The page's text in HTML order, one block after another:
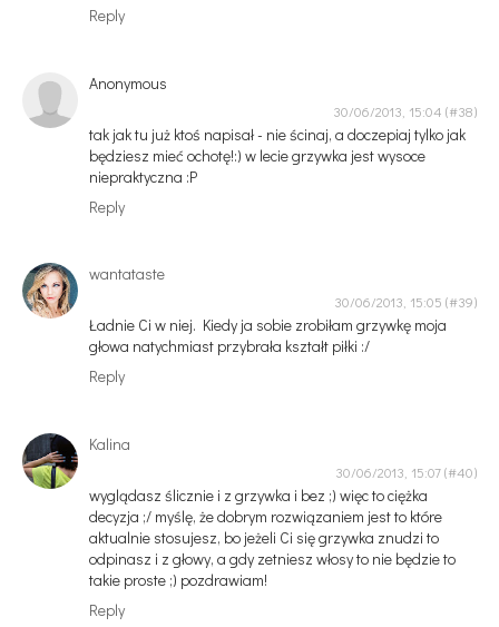
Reply
Anonymous
30/06/2013, 15:04
tak jak tu już ktoś napisał - nie ścinaj, a doczepiaj tylko jak
będziesz mieć ochotę!:) w lecie grzywka jest wysoce
niepraktyczna :P
Reply
wantataste
30/06/2013, 15:05
Ładnie Ci w niej. Kiedy ja sobie zrobiłam grzywkę moja
głowa natychmiast przybrała kształt piłki :/
Reply
Kalina
30/06/2013, 15:07
wyglądasz ślicznie i z grzywka i bez ;) więc to ciężka
decyzja ;/ myślę, że dobrym rozwiązaniem jest to które
aktualnie stosujesz, bo jeżeli Ci się grzywka znudzi to
odpinasz i z głowy, a gdy zetniesz włosy to nie będzie to
takie proste ;) pozdrawiam!
Reply